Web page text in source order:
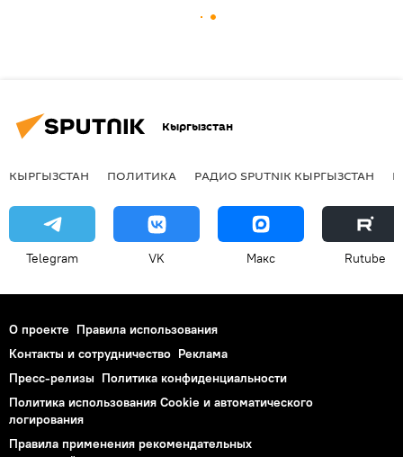
Кыргызстан
КЫРГЫЗСТАН ПОЛИТИКА РАДИО SPUTNIK КЫРГЫЗСТАН
Telegram VK Макс Rutube
О проекте Правила использования
Контакты и сотрудничество Реклама
Пресс-релизы Политика конфиденциальности
Политика использования Cookie и автоматического
логирования
Правила применения рекомендательных